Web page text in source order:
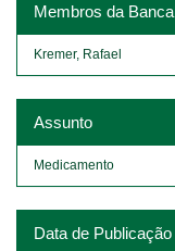
Membros da Banca
Kremer, Rafael
Assunto
Medicamento
Data de Publicação